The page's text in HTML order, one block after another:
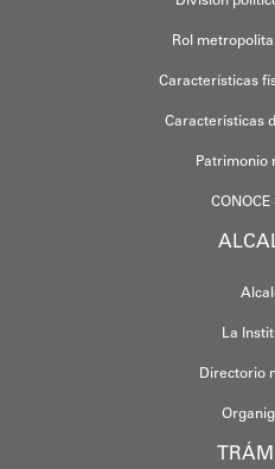
Rol
Características
Características
Patrimonio
CONOCE
La
Directorio